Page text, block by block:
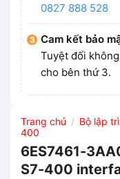
0827 888 528
Cam kết bảo
Tuyệt đối
cho bên thứ 3.
Trang chủ / Bộ lập
400
6ES7461-
S7-400